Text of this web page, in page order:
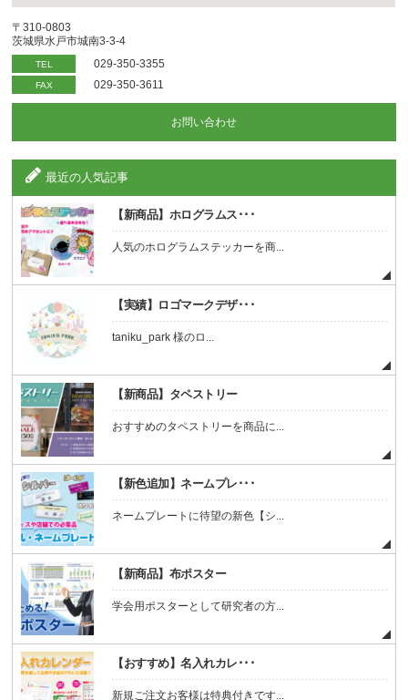
〒310-0803
茨城県水戸市城南3-3-4
TEL 029-350-3355
FAX 029-350-3611
お問い合わせ
最近の人気記事
【新商品】ホログラムス･･･
人気のホログラムステッカーを商...
【実績】ロゴマークデザ･･･
taniku_park 様のロ...
【新商品】タペストリー
おすすめのタペストリーを商品に...
【新色追加】ネームプレ･･･
ネームプレートに待望の新色【シ...
【新商品】布ポスター
学会用ポスターとして研究者の方...
【おすすめ】名入れカレ･･･
新規ご注文お客様は特典付きです...